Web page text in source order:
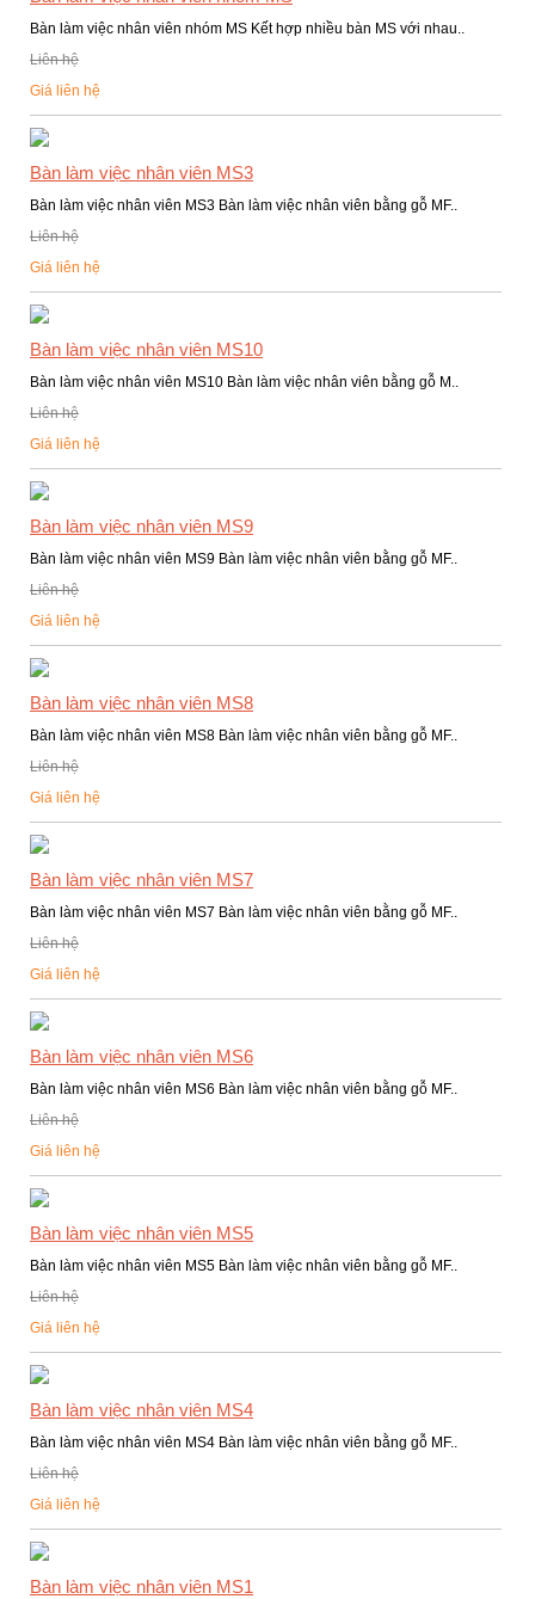
Bàn làm việc nhân viên nhóm MS Kết hợp nhiều bàn MS với nhau..
Liên hệ
Giá liên hệ
Bàn làm việc nhân viên MS3
Bàn làm việc nhân viên MS3 Bàn làm việc nhân viên bằng gỗ MF..
Liên hệ
Giá liên hệ
Bàn làm việc nhân viên MS10
Bàn làm việc nhân viên MS10 Bàn làm việc nhân viên bằng gỗ M..
Liên hệ
Giá liên hệ
Bàn làm việc nhân viên MS9
Bàn làm việc nhân viên MS9 Bàn làm việc nhân viên bằng gỗ MF..
Liên hệ
Giá liên hệ
Bàn làm việc nhân viên MS8
Bàn làm việc nhân viên MS8 Bàn làm việc nhân viên bằng gỗ MF..
Liên hệ
Giá liên hệ
Bàn làm việc nhân viên MS7
Bàn làm việc nhân viên MS7 Bàn làm việc nhân viên bằng gỗ MF..
Liên hệ
Giá liên hệ
Bàn làm việc nhân viên MS6
Bàn làm việc nhân viên MS6 Bàn làm việc nhân viên bằng gỗ MF..
Liên hệ
Giá liên hệ
Bàn làm việc nhân viên MS5
Bàn làm việc nhân viên MS5 Bàn làm việc nhân viên bằng gỗ MF..
Liên hệ
Giá liên hệ
Bàn làm việc nhân viên MS4
Bàn làm việc nhân viên MS4 Bàn làm việc nhân viên bằng gỗ MF..
Liên hệ
Giá liên hệ
Bàn làm việc nhân viên MS1